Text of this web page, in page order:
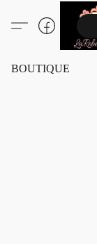
BOUTIQUE